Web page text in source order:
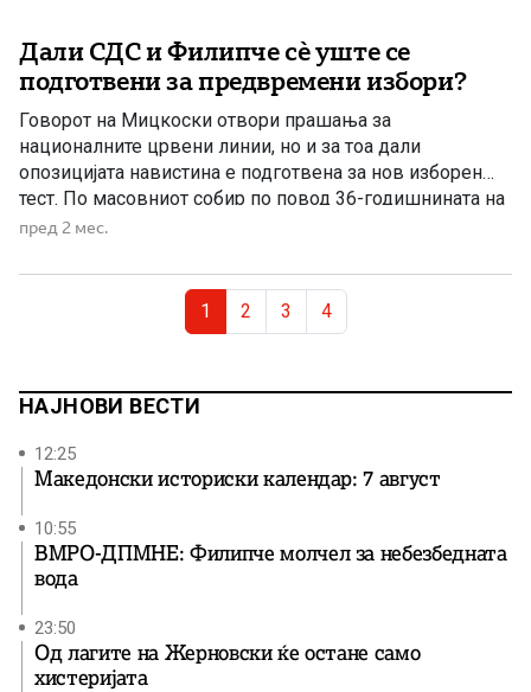
Дали СДС и Филипче сè уште се
подготвени за предвремени избори?
Говорот на Мицкоски отвори прашања за
националните црвени линии, но и за тоа дали
опозицијата навистина е подготвена за нов изборен
тест. По масовниот собир по повод 36-годишнината на
ВМРО-ДПМНЕ во Струмица и пораките што ги испрати
Мицкоски, повторно се отвори прашањето дали СДС и
Венко Филипче навистина се […]
пред 2 мес.
Current Page
1 Page
2 Page
3 Page
4
НАЈНОВИ ВЕСТИ
12:25
Македонски историски календар: 7 август
10:55
ВМРО-ДПМНЕ: Филипче молчел за небезбедната
вода
23:50
Од лагите на Жерновски ќе остане само
хистеријата